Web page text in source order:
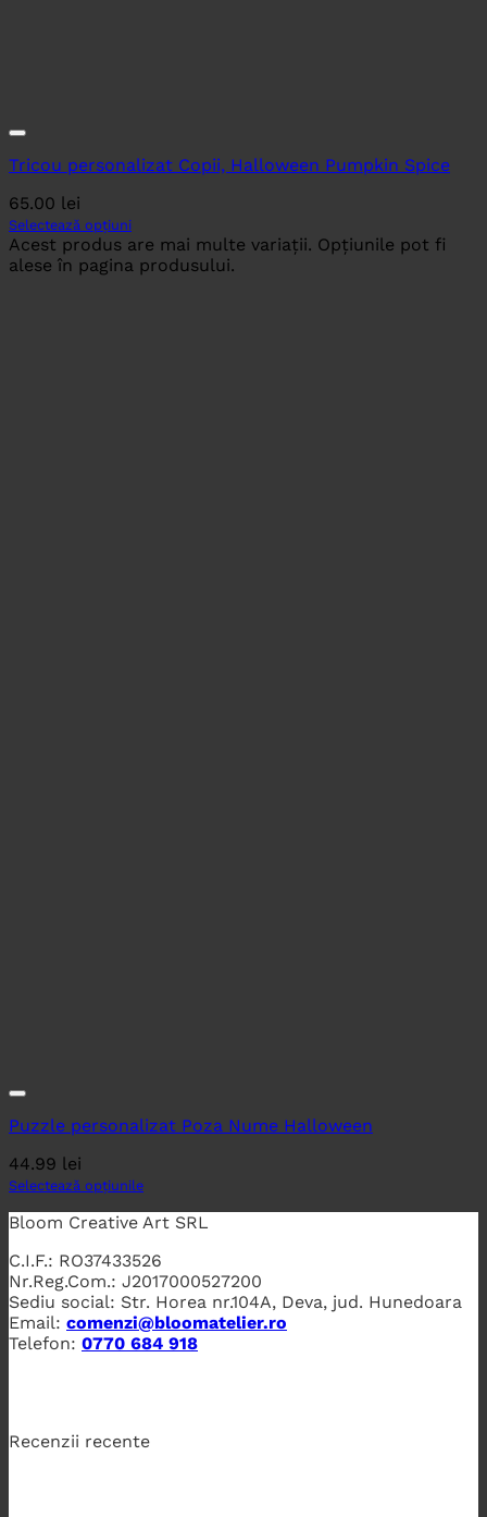
Tricou personalizat Copii, Halloween Pumpkin Spice
65.00 lei
Selectează opțiuni
Acest produs are mai multe variații. Opțiunile pot fi
alese în pagina produsului.
Puzzle personalizat Poza Nume Halloween
44.99 lei
Selectează opțiunile
Bloom Creative Art SRL
C.I.F.: RO37433526
Nr.Reg.Com.: J2017000527200
Sediu social: Str. Horea nr.104A, Deva, jud. Hunedoara
Email: comenzi@bloomatelier.ro
Telefon: 0770 684 918
Recenzii recente